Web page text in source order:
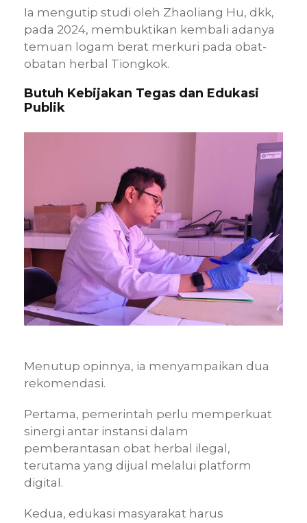
Ia mengutip studi oleh Zhaoliang Hu, dkk,
pada 2024, membuktikan kembali adanya
temuan logam berat merkuri pada obat-
obatan herbal Tiongkok.
Butuh Kebijakan Tegas dan Edukasi
Publik
Menutup opinnya, ia menyampaikan dua
rekomendasi.
Pertama, pemerintah perlu memperkuat
sinergi antar instansi dalam
pemberantasan obat herbal ilegal,
terutama yang dijual melalui platform
digital.
Kedua, edukasi masyarakat harus